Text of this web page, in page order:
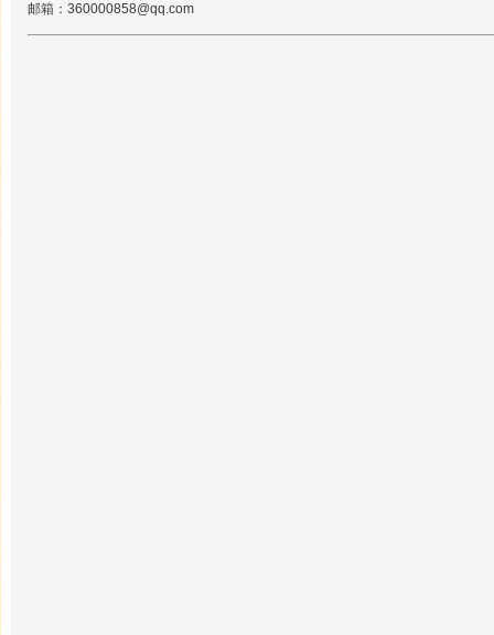
邮箱：360000858@qq.com